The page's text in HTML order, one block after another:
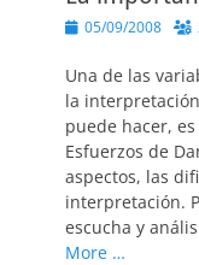
Publicado
05/09/2008
Una de las
la
puede hacer,
Esfuerzos de
aspectos, las
interpretación.
escucha y
More …